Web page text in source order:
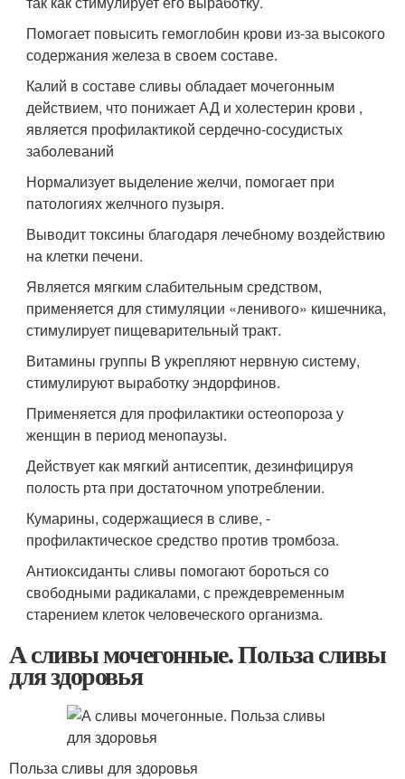
Помогает повысить гемоглобин крови из-за высокого
содержания железа в своем составе.
Калий в составе сливы обладает мочегонным
действием, что понижает АД и холестерин крови ,
является профилактикой сердечно-сосудистых
заболеваний
Нормализует выделение желчи, помогает при
патологиях желчного пузыря.
Выводит токсины благодаря лечебному воздействию
на клетки печени.
Является мягким слабительным средством,
применяется для стимуляции «ленивого» кишечника,
стимулирует пищеварительный тракт.
Витамины группы B укрепляют нервную систему,
стимулируют выработку эндорфинов.
Применяется для профилактики остеопороза у
женщин в период менопаузы.
Действует как мягкий антисептик, дезинфицируя
полость рта при достаточном употреблении.
Кумарины, содержащиеся в сливе, -
профилактическое средство против тромбоза.
Антиоксиданты сливы помогают бороться со
свободными радикалами, с преждевременным
старением клеток человеческого организма.
А сливы мочегонные. Польза сливы
для здоровья
Польза сливы для здоровья